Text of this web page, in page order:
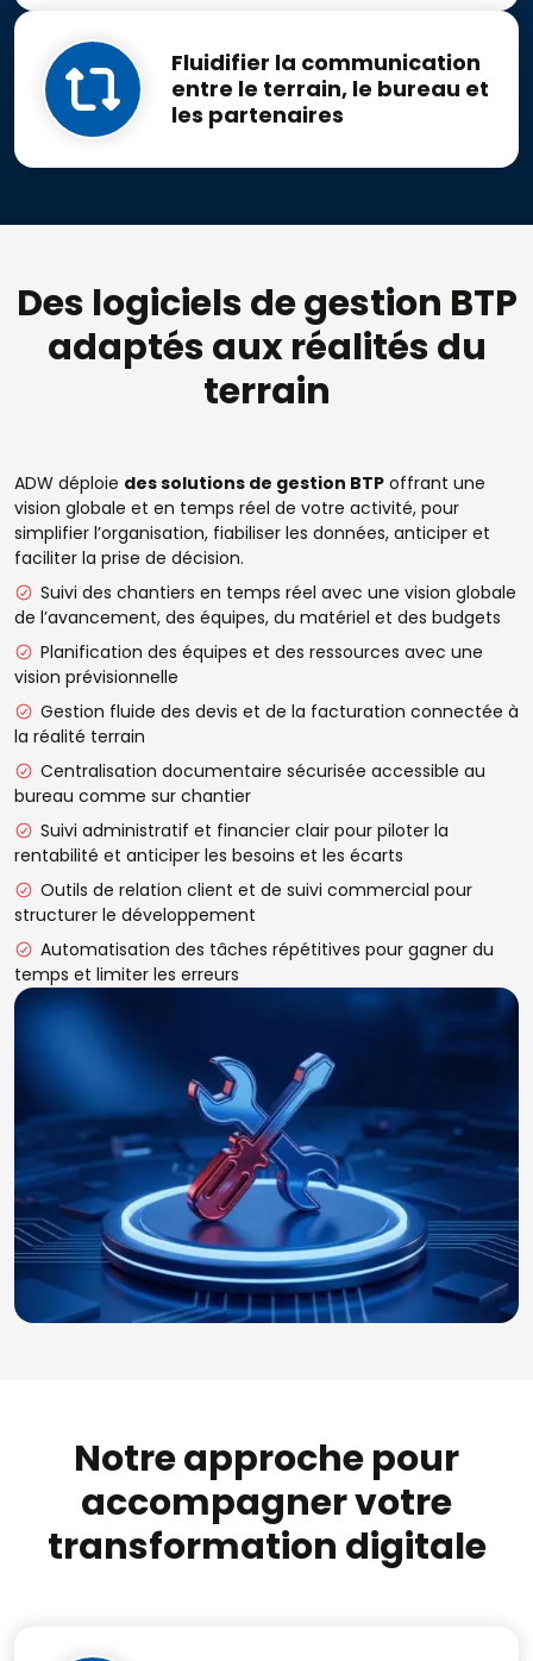
Fluidifier la communication
entre le terrain, le bureau et
les partenaires
Des logiciels de gestion BTP
adaptés aux réalités du
terrain
ADW déploie des solutions de gestion BTP offrant une
vision globale et en temps réel de votre activité, pour
simplifier l’organisation, fiabiliser les données, anticiper et
faciliter la prise de décision.
Suivi des chantiers en temps réel avec une vision globale
de l’avancement, des équipes, du matériel et des budgets
Planification des équipes et des ressources avec une
vision prévisionnelle
Gestion fluide des devis et de la facturation connectée à
la réalité terrain
Centralisation documentaire sécurisée accessible au
bureau comme sur chantier
Suivi administratif et financier clair pour piloter la
rentabilité et anticiper les besoins et les écarts
Outils de relation client et de suivi commercial pour
structurer le développement
Automatisation des tâches répétitives pour gagner du
temps et limiter les erreurs
Notre approche pour
accompagner votre
transformation digitale